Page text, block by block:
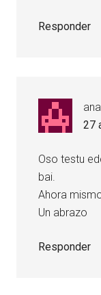
Responder
27
Oso testu
bai.
Ahora
Un abrazo
Responder